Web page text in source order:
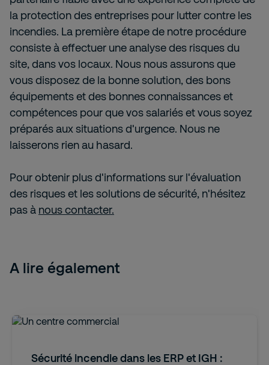
la protection des entreprises pour lutter contre les
incendies. La première étape de notre procédure
consiste à effectuer une analyse des risques du
site, dans vos locaux. Nous nous assurons que
vous disposez de la bonne solution, des bons
équipements et des bonnes connaissances et
compétences pour que vos salariés et vous soyez
préparés aux situations d'urgence. Nous ne
laisserons rien au hasard.
Pour obtenir plus d'informations sur l'évaluation
des risques et les solutions de sécurité, n'hésitez
pas à nous contacter.
A lire également
Sécurité incendie dans les ERP et IGH :